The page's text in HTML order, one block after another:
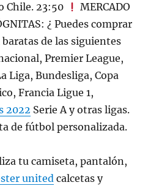
Chile. 23:50
MERCADO
¿ Puedes comprar
de las siguientes
Premier League,
Liga, Bundesliga, Copa
Francia Ligue 1,
2022 Serie A y otras ligas.
de fútbol personalizada.
tu camiseta, pantalón,
united calcetas y